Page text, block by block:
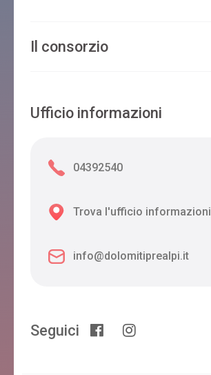
Il consorzio
Ufficio informazioni
04392540
Trova l'ufficio informazioni
info@dolomitiprealpi.it
Seguici